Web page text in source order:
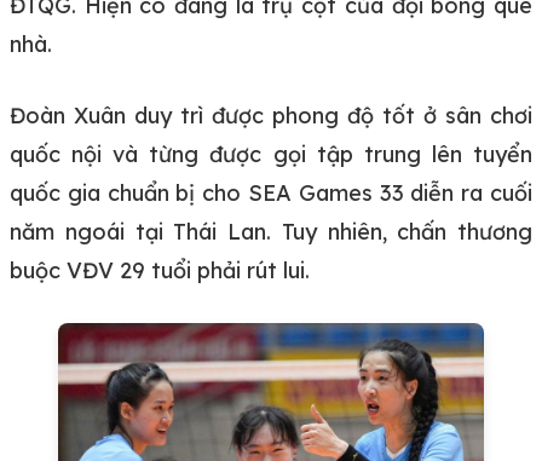
nhà.
Đoàn Xuân duy trì được phong độ tốt ở sân chơi
quốc nội và từng được gọi tập trung lên tuyển
quốc gia chuẩn bị cho SEA Games 33 diễn ra cuối
năm ngoái tại Thái Lan. Tuy nhiên, chấn thương
buộc VĐV 29 tuổi phải rút lui.